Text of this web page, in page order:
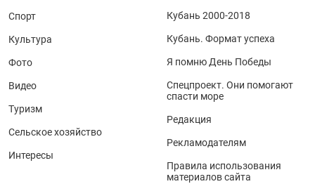
Спорт
Культура
Фото
Видео
Туризм
Сельское хозяйство
Интересы
Кубань 2000-2018
Кубань. Формат успеха
Я помню День Победы
Спецпроект. Они помогают
спасти море
Редакция
Рекламодателям
Правила использования
материалов сайта